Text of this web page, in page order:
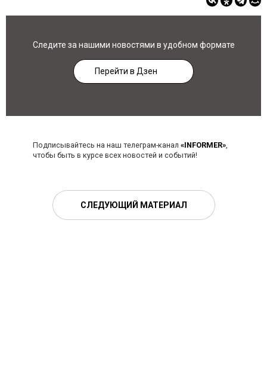
Следите за нашими новостями в удобном формате
Перейти в Дзен
Подписывайтесь на наш телеграм-канал «INFORMER»
чтобы быть в курсе всех новостей и событий!
СЛЕДУЮЩИЙ МАТЕРИАЛ